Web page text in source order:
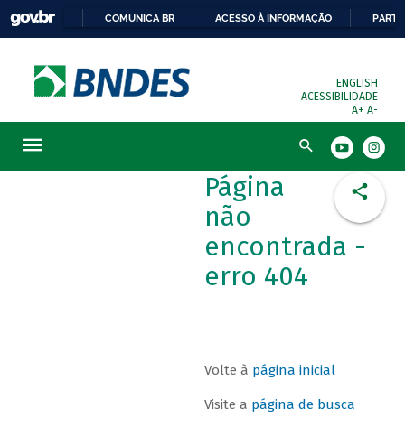
COMUNICA BR ACESSO À INFORMAÇÃO
ENGLISH
ACESSIBILIDADE
A+ A-
Busca
Página
não
encontrada -
erro 404
Volte à página inicial
Visite a página de busca